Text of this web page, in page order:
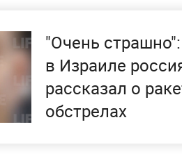
"Очень
в Израиле
рассказал о
обстрелах